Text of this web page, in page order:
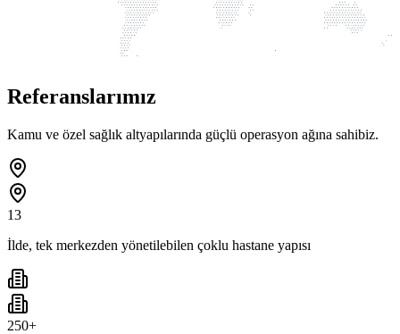
Referanslarımız
Kamu ve özel sağlık altyapılarında güçlü operasyon ağına sahibiz.
13
İlde, tek merkezden yönetilebilen çoklu hastane yapısı
250+